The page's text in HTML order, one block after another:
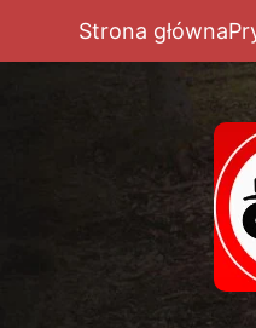
Strona główna